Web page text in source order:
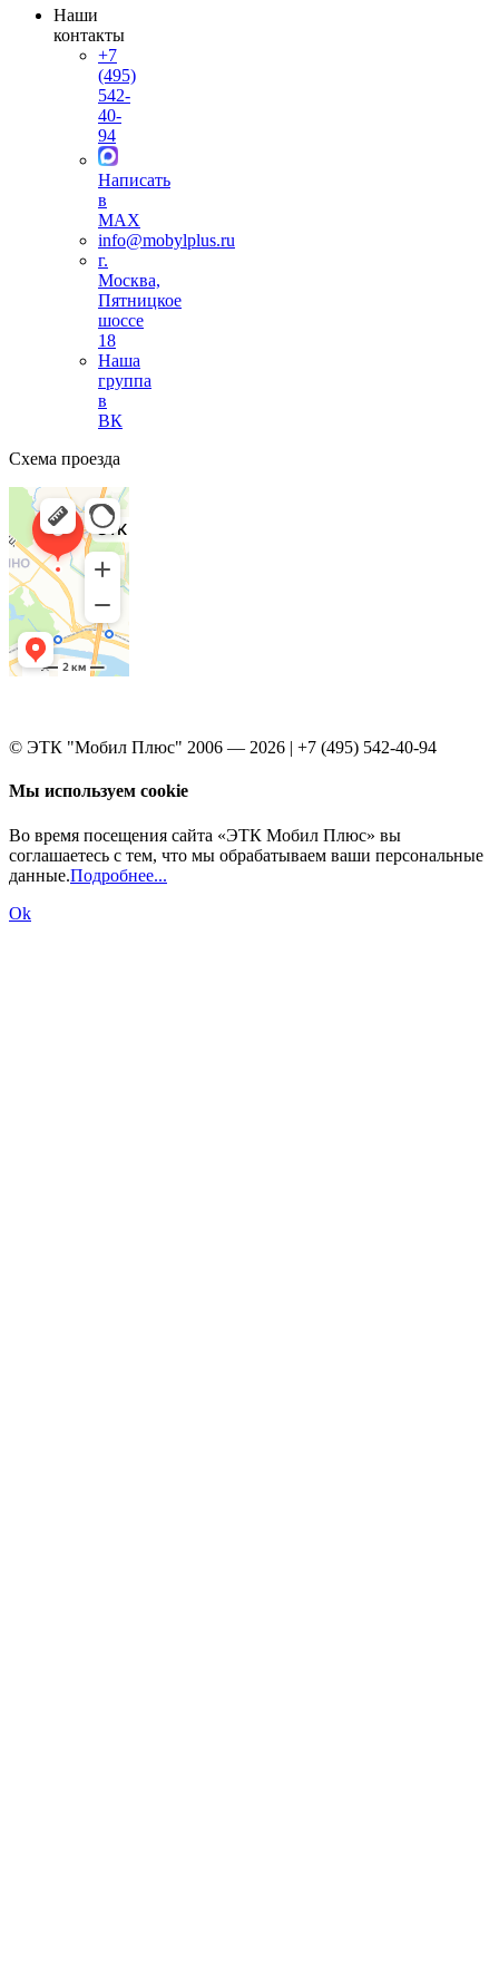
Наши
контакты
+7
(495)
542-
40-
94
Написать
в
MAX
info@mobylplus.ru
г.
Москва,
Пятницкое
шоссе
18
Наша
группа
в
ВК
Схема проезда
© ЭТК "Мобил Плюс" 2006 — 2026 | +7 (495) 542-40-94
Мы используем cookie
Во время посещения сайта «ЭТК Мобил Плюс» вы
соглашаетесь с тем, что мы обрабатываем ваши персональные
данные.Подробнее...
Ok